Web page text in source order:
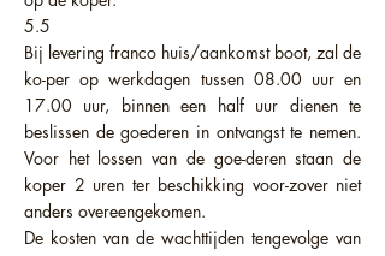
5.5
Bij levering franco huis/aankomst boot, zal de
ko-per op werkdagen tussen 08.00 uur en
17.00 uur, binnen een half uur dienen te
beslissen de goederen in ontvangst te nemen.
Voor het lossen van de goe-deren staan de
koper 2 uren ter beschikking voor-zover niet
anders overeengekomen.
De kosten van de wachttijden tengevolge van